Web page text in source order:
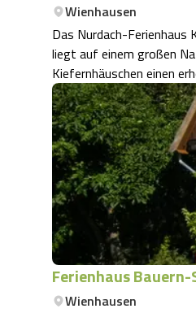
Wienhausen
Das Nurdach-Ferienhaus
liegt auf einem großen
Kiefernhäuschen einen
Ferienhaus
Wienhausen